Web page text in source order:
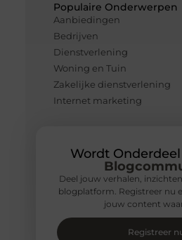
Populaire Onderwerpen
Aanbiedingen
Bedrijven
Dienstverlening
Woning en Tuin
Zakelijke dienstverlening
Internet marketing
Wordt
Deel jouw verhalen,
blogplatform. Registreer nu
jouw content
Registreer